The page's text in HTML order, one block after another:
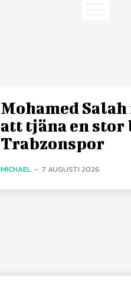
Mohamed Salah
att tjäna en stor
Trabzonspor
MICHAEL - 7 AUGUSTI 2026